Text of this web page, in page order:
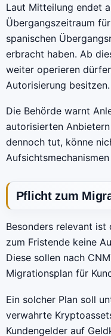
Laut Mitteilung endet
Übergangszeitraum
spanischen
erbracht haben. Ab
weiter operieren
Autorisierung besitzen.
Die Behörde warnt
autorisierten
dennoch tut, könne
Pflicht zum
Besonders relevant ist
zum Fristende keine
Diese sollen nach
Migrationsplan für
Ein solcher Plan soll
verwahrte
Kundengelder auf